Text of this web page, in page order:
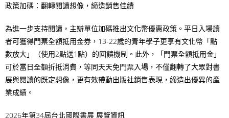
政策加碼：翻轉閱讀想像，締造銷售佳績
為進一步支持閱讀，主辦單位加碼推出文化幣優惠政策。平日入場讀
者可獲得門票全額抵用金券，13-22歲的青年學子更享有文化幣「點
數放大」（使用2點送1點）的回饋機制。此外，「門票全額抵用金」
可於當日全額折抵消費，等同天天免門票入場，不僅翻轉了大眾對書
展與閱讀的既定想像，更有效帶動出版社銷售表現，締造出優異的產
業成績。
2026年第34屆台北國際書展 展覽資訊